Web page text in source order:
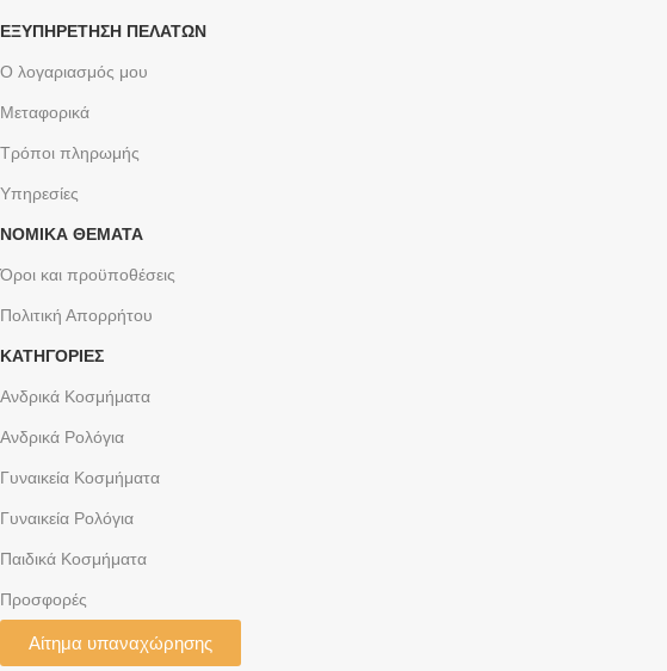
ΕΞΥΠΗΡΈΤΗΣΗ ΠΕΛΑΤΏΝ
Ο λογαριασμός μου
Μεταφορικά
Τρόποι πληρωμής
Υπηρεσίες
ΝΟΜΙΚΆ ΘΈΜΑΤΑ
Όροι και προϋποθέσεις
Πολιτική Απορρήτου
ΚΑΤΗΓΟΡΙΕΣ
Ανδρικά Κοσμήματα
Ανδρικά Ρολόγια
Γυναικεία Κοσμήματα
Γυναικεία Ρολόγια
Παιδικά Κοσμήματα
Προσφορές
Αίτημα υπαναχώρησης